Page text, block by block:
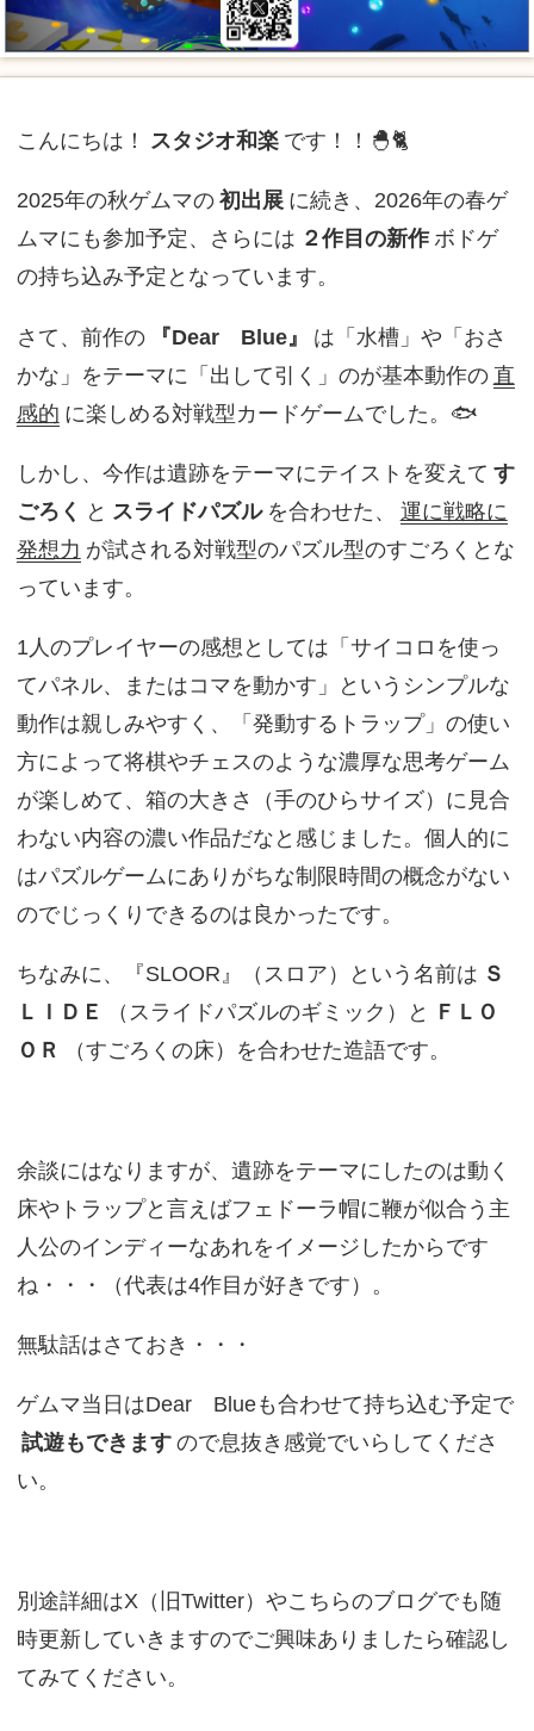
こんにちは！ スタジオ和楽 です！！🐣🐈
2025年の秋ゲムマの 初出展 に続き、2026年の春ゲ
ムマにも参加予定、さらには ２作目の新作 ボドゲ
の持ち込み予定となっています。
さて、前作の 『Dear Blue』
は「水槽」や「おさ
かな」をテーマに「出して引く」のが基本動作の 直
感的 に楽しめる対戦型カードゲームでした。🐟
しかし、今作は遺跡をテーマにテイストを変えて す
ごろく と スライドパズル を合わせた、
運に戦略に
発想力 が試される対戦型のパズル型のすごろくとな
っています。
1人のプレイヤーの感想としては「サイコロを使っ
てパネル、またはコマを動かす」というシンプルな
動作は親しみやすく、「発動するトラップ」の使い
方によって将棋やチェスのような濃厚な思考ゲーム
が楽しめて、箱の大きさ（手のひらサイズ）に見合
わない内容の濃い作品だなと感じました。個人的に
はパズルゲームにありがちな制限時間の概念がない
のでじっくりできるのは良かったです。
ちなみに、『SLOOR』（スロア）という名前は Ｓ
ＬＩＤＥ
（スライドパズルのギミック）と
ＦＬＯ
ＯＲ
（すごろくの床）を合わせた造語です。
余談にはなりますが、遺跡をテーマにしたのは動く
床やトラップと言えばフェドーラ帽に鞭が似合う主
人公のインディーなあれをイメージしたからです
ね・・・（代表は4作目が好きです）。
無駄話はさておき・・・
ゲムマ当日はDear Blueも合わせて持ち込む予定で
試遊もできます ので息抜き感覚でいらしてくださ
い。
別途詳細はX（旧Twitter）やこちらのブログでも随
時更新していきますのでご興味ありましたら確認し
てみてください。